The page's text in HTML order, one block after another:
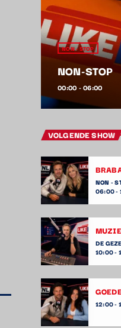
NON - STOP
NON-STOP
00:00 - 06:00
VOLGENDE SHOW
NON -
06:00 -
DE
10:00 -
12:00 -